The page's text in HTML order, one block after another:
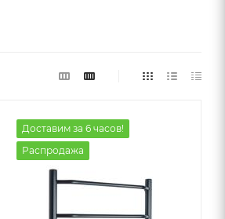
Доставим за 6 часов!
Распродажа